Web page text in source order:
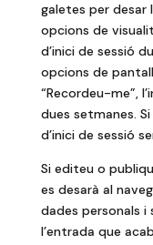
galetes per desar
opcions de
d’inici de sessió
opcions de
“Recordeu-me”,
dues setmanes.
d’inici de sessió
Si editeu o
es desarà al
dades personals i
l’entrada que